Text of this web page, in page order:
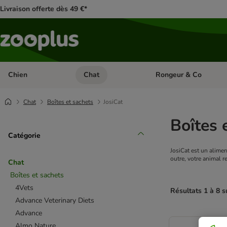
Livraison offerte dès 49 €*
Chien Dérouler les catégories: Chien
Chat Dérouler les catégories:
Rongeur & Co
Chat Boîtes et sachets JosiCat
Catégorie
Chat
Boîtes et sachets
4Vets
Advance Veterinary Diets
Advance
Boîtes
JosiCat est un
outre, votre animal
Résultats 1 à 8
product items